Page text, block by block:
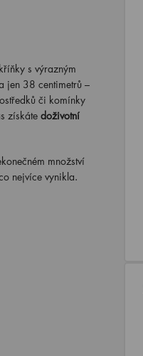
s výrazným
jen 38 centimetrů –
či komínky
získáte doživotní
množství
nejvíce vynikla.